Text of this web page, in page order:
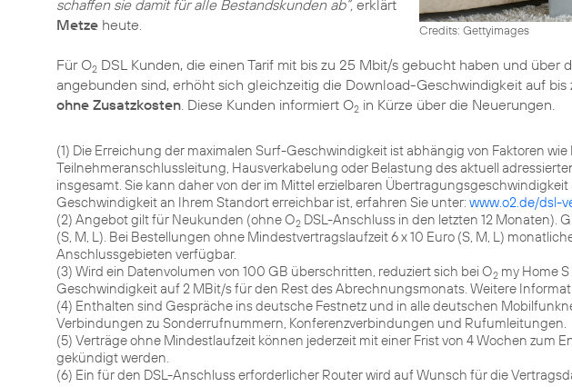
Credits: Gettyimages
schaffen sie damit für alle Bestandskunden ab“, erklärt
Metze heute.
Für O2 DSL Kunden, die einen Tarif mit bis zu 25 Mbit/s gebucht haben und über
angebunden sind, erhöht sich gleichzeitig die Download-Geschwindigkeit auf
ohne Zusatzkosten. Diese Kunden informiert O2 in Kürze über die Neuerungen.
(1) Die Erreichung der maximalen Surf-Geschwindigkeit ist abhängig von Faktoren
Teilnehmeranschlussleitung, Hausverkabelung oder Belastung des aktuell
insgesamt. Sie kann daher von der im Mittel erzielbaren
Geschwindigkeit an Ihrem Standort erreichbar ist, erfahren Sie unter: www.o2.de/dsl-
(2) Angebot gilt für Neukunden (ohne O2 DSL-Anschluss in den letzten 12 Monaten).
(S, M, L). Bei Bestellungen ohne Mindestvertragslaufzeit 6 x 10 Euro (S, M, L)
Anschlussgebieten verfügbar.
(3) Wird ein Datenvolumen von 100 GB überschritten, reduziert sich bei O2 my Home
Geschwindigkeit auf 2 MBit/s für den Rest des Abrechnungsmonats. Weitere
(4) Enthalten sind Gespräche ins deutsche Festnetz und in alle deutschen
Verbindungen zu Sonderrufnummern, Konferenzverbindungen und Rufumleitungen.
(5) Verträge ohne Mindestlaufzeit können jederzeit mit einer Frist von 4 Wochen zum
gekündigt werden.
(6) Ein für den DSL-Anschluss erforderlicher Router wird auf Wunsch für die